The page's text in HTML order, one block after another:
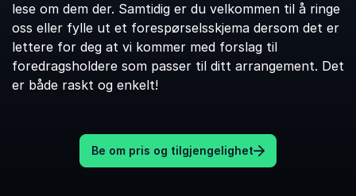
lese om dem der. Samtidig er du velkommen til å ringe
oss eller fylle ut et forespørselsskjema dersom det er
lettere for deg at vi kommer med forslag til
foredragsholdere som passer til ditt arrangement. Det
er både raskt og enkelt!
Be om pris og tilgjengelighet